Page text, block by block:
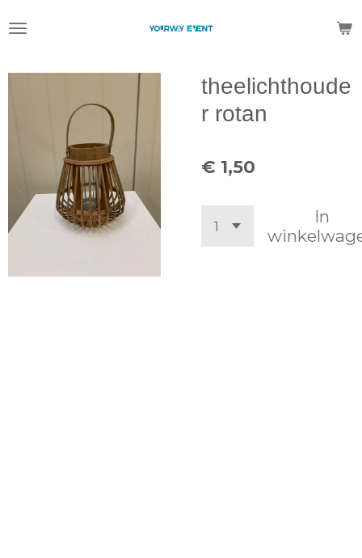
direct
de
theelichthoude
r rotan
€ 1,50
In